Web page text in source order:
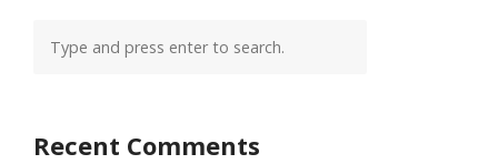
Recent Comments